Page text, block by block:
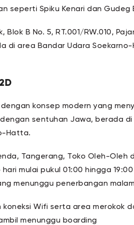
seperti Spiku Kenari dan Gudeg
Blok B No. 5, RT.001/RW.010,
di area Bandar Udara
konsep modern yang
sentuhan Jawa, berada di
Hatta.
Tangerang, Toko Oleh-Oleh
mulai pukul 01:00 hingga
menunggu penerbangan
koneksi Wifi serta area merokok
menunggu boarding